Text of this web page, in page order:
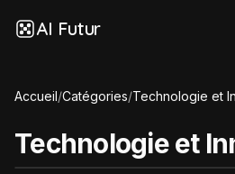
AI Futur
Accueil/Catégories/Technologie et
Technologie et